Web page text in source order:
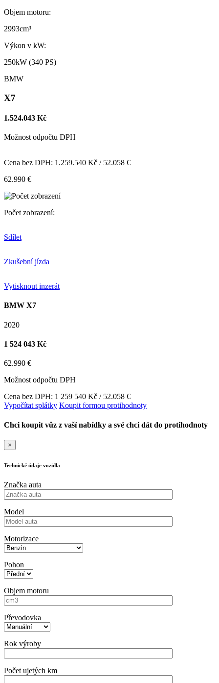
Objem motoru:
2993cm³
Výkon v kW:
250kW (340 PS)
BMW
X7
1.524.043 Kč
Možnost odpočtu DPH
Cena bez DPH: 1.259.540 Kč / 52.058 €
62.990 €
Počet zobrazení:
Sdílet
Zkušební jízda
Vytisknout inzerát
BMW X7
2020
1 524 043 Kč
62.990 €
Možnost odpočtu DPH
Cena bez DPH: 1 259 540 Kč / 52.058 €
Vypočítat splátky Koupit formou protihodnoty
Chci koupit vůz z vaší nabídky a své chci dát do protihodnoty
×
Technické údaje vozidla
Značka auta
Model
Motorizace
Pohon
Objem motoru
Převodovka
Rok výroby
Počet ujetých km